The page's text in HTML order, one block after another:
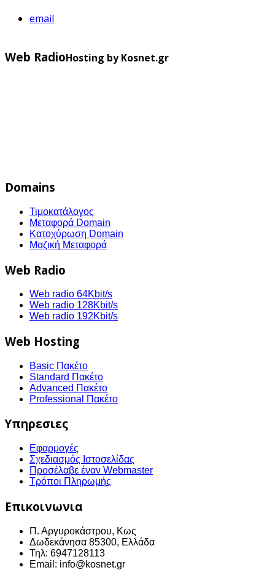
email
Web RadioHosting by Kosnet.gr
Domains
Τιμοκατάλογος
Μεταφορά Domain
Κατοχύρωση Domain
Μαζική Μεταφορά
Web Radio
Web radio 64Kbit/s
Web radio 128Kbit/s
Web radio 192Kbit/s
Web Hosting
Basic Πακέτο
Standard Πακέτο
Advanced Πακέτο
Professional Πακέτο
Υπηρεσιες
Εφαρμογές
Σχεδιασμός Ιστοσελίδας
Προσέλαβε έναν Webmaster
Τρόποι Πληρωμής
Επικοινωνια
Π. Αργυροκάστρου, Κως
Δωδεκάνησα 85300, Ελλάδα
Τηλ: 6947128113
Email: info@kosnet.gr